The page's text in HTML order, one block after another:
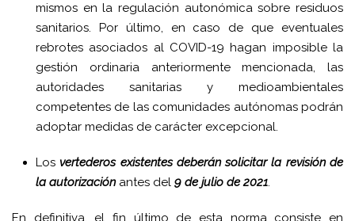
mismos en la regulación autonómica sobre residuos
sanitarios. Por último, en caso de que eventuales
rebrotes asociados al COVID-19 hagan imposible la
gestión ordinaria anteriormente mencionada, las
autoridades sanitarias y medioambientales
competentes de las comunidades autónomas podrán
adoptar medidas de carácter excepcional.
Los vertederos existentes deberán solicitar la revisión de
la autorizaciónantes del 9 de julio de 2021.
En definitiva, el fin último de esta norma consiste en